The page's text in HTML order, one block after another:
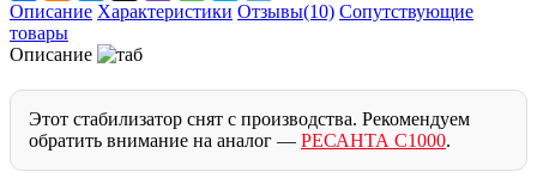
Описание Характеристики Отзывы(10) Сопутствующие
товары
Описание
Этот стабилизатор снят с производства. Рекомендуем
обратить внимание на аналог — РЕСАНТА С1000.